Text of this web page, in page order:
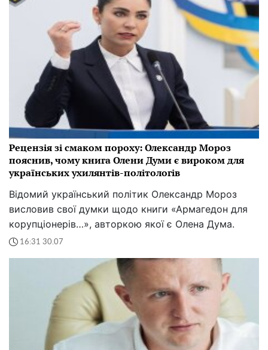
Рецензія зі смаком пороху: Олександр Мороз
пояснив, чому книга Олени Думи є вироком для
українських ухилянтів-політологів
Відомий український політик Олександр Мороз
висловив свої думки щодо книги «Армагедон для
корупціонерів…», авторкою якої є Олена Дума.
16:31 30.07